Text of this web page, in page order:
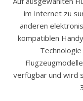
im Internet zu
anderen
kompatiblen
verfügbar und wird